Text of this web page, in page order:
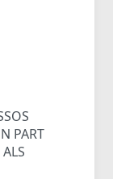
PART